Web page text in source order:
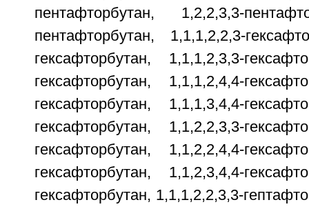
пентафторбутан, 1,2,2,3,3-
пентафторбутан, 1,1,1,2,2,3-
гексафторбутан, 1,1,1,2,3,3-
гексафторбутан, 1,1,1,2,4,4-
гексафторбутан, 1,1,1,3,4,4-
гексафторбутан, 1,1,2,2,3,3-
гексафторбутан, 1,1,2,2,4,4-
гексафторбутан, 1,1,2,3,4,4-
гексафторбутан, 1,1,1,2,2,3,3-